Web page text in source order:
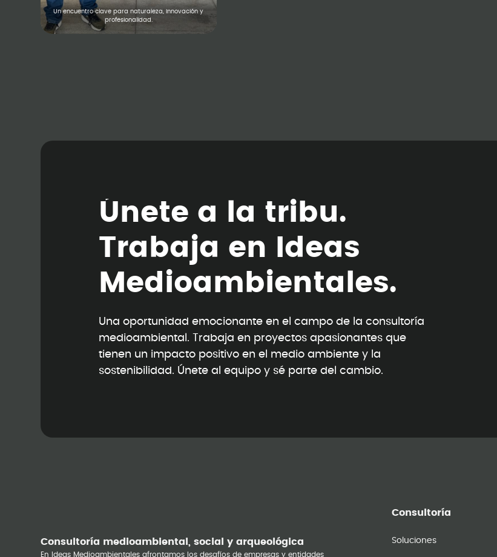
Un encuentro clave para naturaleza, innovación y
profesionalidad.
Únete a a tribu.
Trabaja en deas
M edioambienta es.
Una oportunidad emocionante en el campo de la consultoría
medioambiental. Trabaja en proyectos apasionantes que
tienen un impacto positivo en el medio ambiente y la
sostenibilidad. Únete al equipo y sé parte del cambio.
Consultoría medioambiental, social y arqueológica
En Ideas Medioambientales afrontamos los desafíos de empresas y entidades
Consultoría
Soluciones